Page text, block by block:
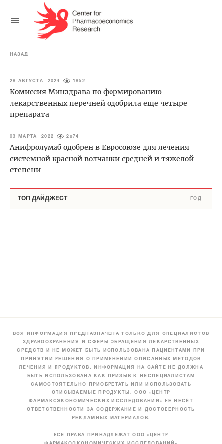
НАЗАД
28 АВГУСТА 2024 1852
Комиссия Минздрава по формированию
лекарственных перечней одобрила еще четыре
препарата
03 МАРТА 2022 2874
Анифролумаб одобрен в Евросоюзе для лечения
системной красной волчанки средней и тяжелой
степени
ТОП ДАЙДЖЕСТ ГОД
ВСЯ ИНФОРМАЦИЯ ПРЕДНАЗНАЧЕНА ТОЛЬКО ДЛЯ СПЕЦИАЛИСТОВ
ЗДРАВООХРАНЕНИЯ И СФЕРЫ ОБРАЩЕНИЯ ЛЕКАРСТВЕННЫХ
СРЕДСТВ И НЕ МОЖЕТ БЫТЬ ИСПОЛЬЗОВАНА ПАЦИЕНТАМИ ПРИ
ПРИНЯТИИ РЕШЕНИЯ О ПРИМЕНЕНИИ ОПИСАННЫХ МЕТОДОВ
ЛЕЧЕНИЯ И ПРОДУКТОВ. ИНФОРМАЦИЯ НА САЙТЕ НЕ ДОЛЖНА
БЫТЬ ИСПОЛЬЗОВАНА КАК ПРИЗЫВ К НЕСПЕЦИАЛИСТАМ
САМОСТОЯТЕЛЬНО ПРИОБРЕТАТЬ ИЛИ ИСПОЛЬЗОВАТЬ
ОПИСЫВАЕМЫЕ ПРОДУКТЫ. ООО «ЦЕНТР
ФАРМАКОЭКОНОМИЧЕСКИХ ИССЛЕДОВАНИЙ» НЕ НЕСЁТ
ОТВЕТСТВЕННОСТИ ЗА СОДЕРЖАНИЕ И ДОСТОВЕРНОСТЬ
РЕКЛАМНЫХ МАТЕРИАЛОВ.
ВСЕ ПРАВА ПРИНАДЛЕЖАТ ООО «ЦЕНТР